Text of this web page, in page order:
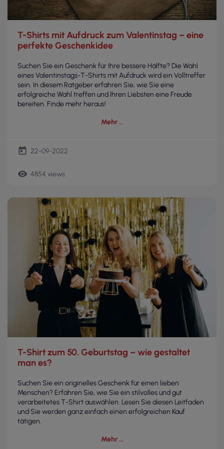
T-Shirts mit Aufdruck zum Valentinstag – eine
perfekte Geschenkidee
Suchen Sie ein Geschenk für Ihre bessere Hälfte? Die Wahl
eines Valentinstags-T-Shirts mit Aufdruck wird ein Volltreffer
sein. In diesem Ratgeber erfahren Sie, wie Sie eine
erfolgreiche Wahl treffen und Ihren Liebsten eine Freude
bereiten. Finde mehr heraus!
Mehr
today 22-09-2022
remove_red_eye 4854 views
T-Shirt zum 50. Geburtstag – wie gestaltet
man es?
Suchen Sie ein originelles Geschenk für einen lieben
Menschen? Erfahren Sie, wie Sie ein stilvolles und gut
verarbeitetes T-Shirt auswählen. Lesen Sie diesen Leitfaden
und Sie werden ganz einfach einen erfolgreichen Kauf
tätigen.
Mehr